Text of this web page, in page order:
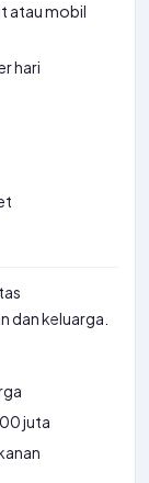
atau mobil
hari
dan keluarga.
juta